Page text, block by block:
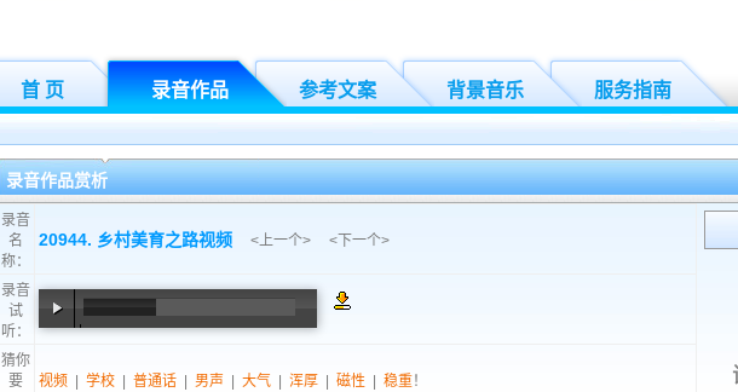
首 页 录音作品 参考文案 背景音乐 服务指南
录音作品赏析
录音
名
称：
20944. 乡村美育之路视频 <上一个> < 下一个>
录音
试
听：
猜你
要
视频 学校 普通话 男声 大气 浑厚 磁性 稳重！